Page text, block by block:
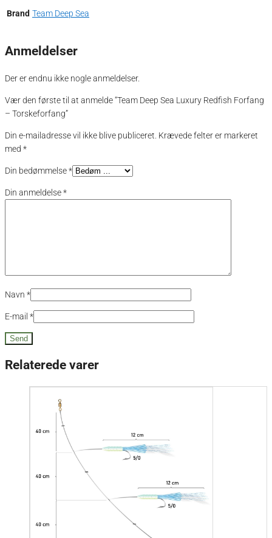
Brand Team Deep Sea
Anmeldelser
Der er endnu ikke nogle anmeldelser.
Vær den første til at anmelde “Team Deep Sea Luxury Redfish Forfang
– Torskeforfang”
Din e-mailadresse vil ikke blive publiceret. Krævede felter er markeret
med *
Din bedømmelse*
Din anmeldelse*
Navn *
E-mail *
Relaterede varer